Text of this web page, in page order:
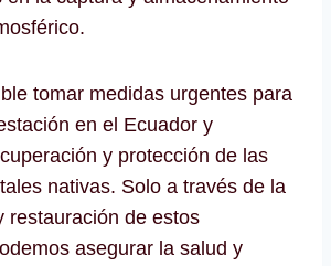
tomar medidas urgentes para
en el Ecuador y
y protección de las
nativas. Solo a través de la
restauración de estos
asegurar la salud y